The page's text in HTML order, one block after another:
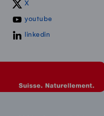
X
youtube
linkedin